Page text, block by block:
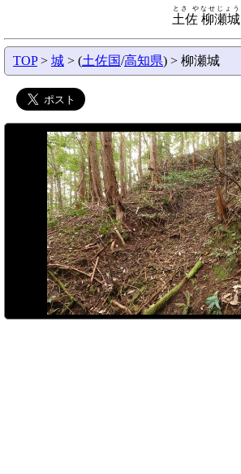
土佐 柳瀬城
とさ やなせじょう
TOP> 城 > (土佐国/高知県) > 柳瀬城